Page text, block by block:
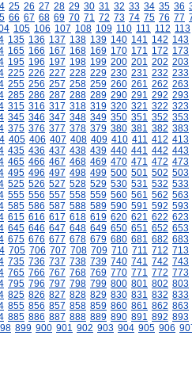
25 26 27 28 29 30 31 32 33 34 35 36
66 67 68 69 70 71 72 73 74 75 76 77
105 106 107 108 109 110 111 112 113
135 136 137 138 139 140 141 142 143
165 166 167 168 169 170 171 172 173
195 196 197 198 199 200 201 202 203
225 226 227 228 229 230 231 232 233
255 256 257 258 259 260 261 262 263
285 286 287 288 289 290 291 292 293
315 316 317 318 319 320 321 322 323
345 346 347 348 349 350 351 352 353
375 376 377 378 379 380 381 382 383
405 406 407 408 409 410 411 412 413
435 436 437 438 439 440 441 442 443
465 466 467 468 469 470 471 472 473
495 496 497 498 499 500 501 502 503
525 526 527 528 529 530 531 532 533
555 556 557 558 559 560 561 562 563
585 586 587 588 589 590 591 592 593
615 616 617 618 619 620 621 622 623
645 646 647 648 649 650 651 652 653
675 676 677 678 679 680 681 682 683
705 706 707 708 709 710 711 712 713
735 736 737 738 739 740 741 742 743
765 766 767 768 769 770 771 772 773
795 796 797 798 799 800 801 802 803
825 826 827 828 829 830 831 832 833
855 856 857 858 859 860 861 862 863
885 886 887 888 889 890 891 892 893
899 900 901 902 903 904 905 906